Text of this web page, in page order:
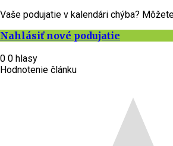
Vaše podujatie v kalendári chýba?
Nahlásiť nové podujatie
0 0 hlasy
Hodnotenie článku